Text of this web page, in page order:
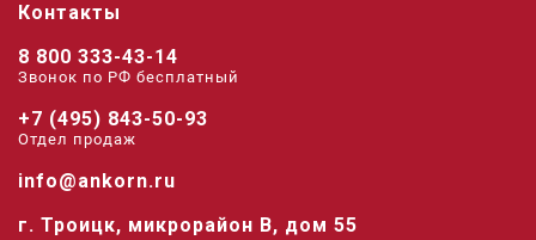
Контакты
8 800 333-43-14
Звонок по РФ беcплатный
+7 (495) 843-50-93
Отдел продаж
info@ankorn.ru
г. Троицк, микрорайон В, дом 55